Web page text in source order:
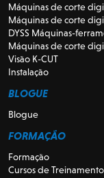
Máquinas de corte
Máquinas de corte
DYSS Máquinas-
Máquinas de corte
Visão K-CUT
Instalação
BLOGUE
Blogue
FORMAÇÃO
Formação
Cursos de Treinamento